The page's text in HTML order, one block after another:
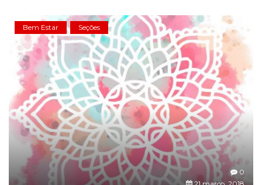
Bem Estar Seções
0